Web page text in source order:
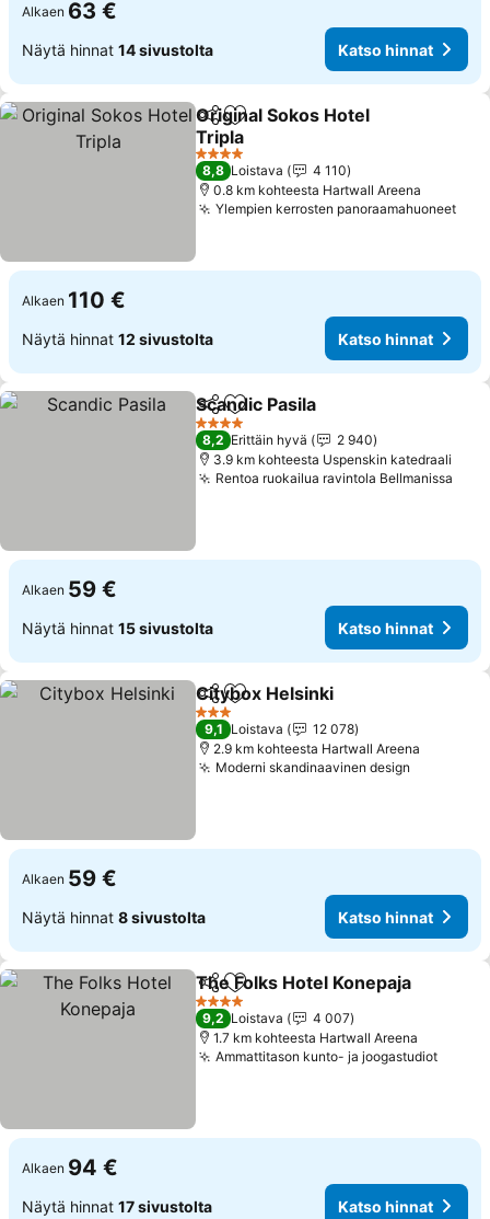
Alkaen 63 €
Näytä hinnat 14 sivustolta Katso hinnat
Jaa Lisää suosikkeihin
Original Sokos Hotel
Tripla
Katso hinnat
4 Tähtiluokitus
8,8 Loistava
4 110
0.8 km kohteesta Hartwall Areena
Ylempien kerrosten panoraamahuoneet
Alkaen 110 €
Näytä hinnat 12 sivustolta Katso hinnat
Jaa Lisää suosikkeihin
Scandic Pasila
4 Tähtiluokitus
8,2 Erittäin hyvä
2 940
3.9 km kohteesta Uspenskin katedraali
Rentoa ruokailua ravintola Bellmanissa
Alkaen 59 €
Näytä hinnat 15 sivustolta Katso hinnat
Jaa Lisää suosikkeihin
Citybox Helsinki
3 Tähtiluokitus
9,1 Loistava
12 078
2.9 km kohteesta Hartwall Areena
Moderni skandinaavinen design
Alkaen 59 €
Näytä hinnat 8 sivustolta Katso hinnat
Jaa Lisää suosikkeihin
The Folks Hotel Konepaja
4 Tähtiluokitus
9,2 Loistava
4 007
1.7 km kohteesta Hartwall Areena
Ammattitason kunto- ja joogastudiotKatso
Alkaen 94 €
Näytä hinnat 17 sivustolta Katso hinnat